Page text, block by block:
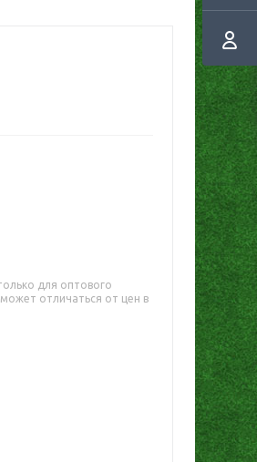
для оптового
отличаться от цен в